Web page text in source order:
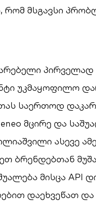
რომ მსგავსი
პირველად
უკმაყოფილო
საერთოდ
მცირე და
ასევე
ბრენდებთან
მისცა API
დაეხვეწათ